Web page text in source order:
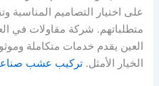
على اختيار التصاميم المناسبة
متطلباتهم. شركة مقاولات في
العين يقدم خدمات متكاملة
الخيار الأمثل.تركيب عشب